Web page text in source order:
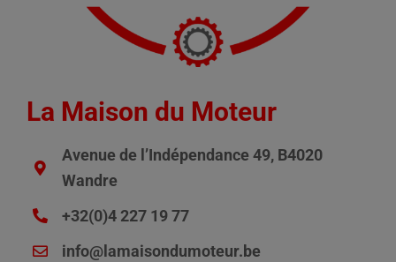
La Maison du Moteur
Avenue de l’Indépendance 49, B4020
Wandre
+32(0)4 227 19 77
info@lamaisondumoteur.be